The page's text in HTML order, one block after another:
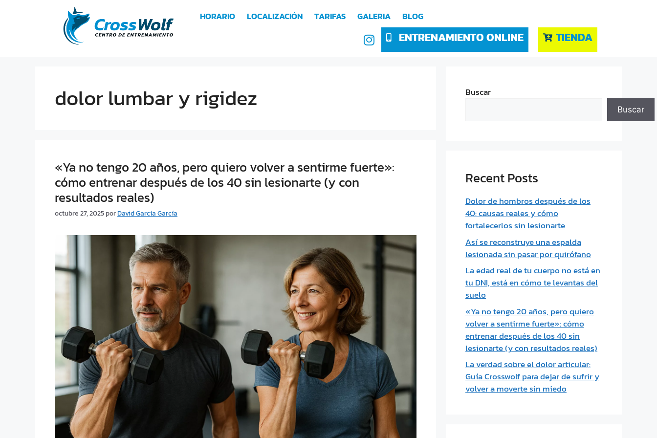
HORARIO LOCALIZACIÓN TARIFAS GALERIA BLOG
TIENDA
ENTRENAMIENTO ONLINE
dolor lumbar y rigidez
«Ya no tengo 20 años, pero quiero volver a sentirme fuerte»:
cómo entrenar después de los 40 sin lesionarte (y con
resultados reales)
octubre 27, 2025porDavid García García
Buscar
Buscar
Recent Posts
Dolor de hombros después de los
40: causas reales y cómo
fortalecerlos sin lesionarte
Así se reconstruye una espalda
lesionada sin pasar por quirófano
La edad real de tu cuerpo no está en
tu DNI, está en cómo te levantas del
suelo
«Ya no tengo 20 años, pero quiero
volver a sentirme fuerte»: cómo
entrenar después de los 40 sin
lesionarte (y con resultados reales)
La verdad sobre el dolor articular:
Guía Crosswolf para dejar de sufrir y
volver a moverte sin miedo